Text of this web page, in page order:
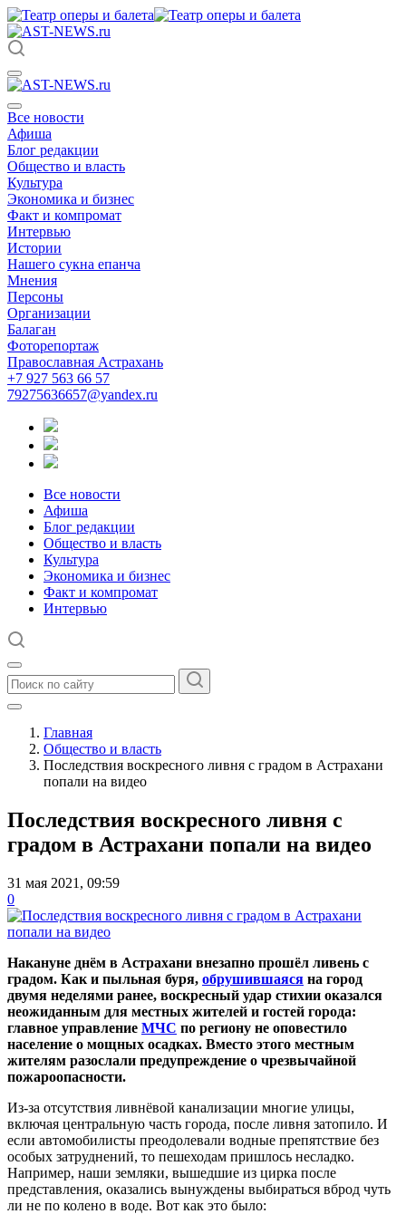
Все новости
Афиша
Блог редакции
Общество и власть
Культура
Экономика и бизнес
Факт и компромат
Интервью
Истории
Нашего сукна епанча
Мнения
Персоны
Организации
Балаган
Фоторепортаж
Православная Астрахань
+7 927 563 66 57
79275636657@yandex.ru
Все новости
Афиша
Блог редакции
Общество и власть
Культура
Экономика и бизнес
Факт и компромат
Интервью
Главная
Общество и власть
Последствия воскресного ливня с градом в Астрахани
попали на видео
Последствия воскресного ливня с
градом в Астрахани попали на видео
31 мая 2021, 09:59
0
Накануне днём в Астрахани внезапно прошёл ливень с
градом. Как и пыльная буря, обрушившаяся на город
двумя неделями ранее, воскресный удар стихии оказался
неожиданным для местных жителей и гостей города:
главное управление МЧС по региону не оповестило
население о мощных осадках. Вместо этого местным
жителям разослали предупреждение о чрезвычайной
пожароопасности.
Из-за отсутствия ливнёвой канализации многие улицы,
включая центральную часть города, после ливня затопило. И
если автомобилисты преодолевали водные препятствие без
особых затруднений, то пешеходам пришлось несладко.
Например, наши земляки, вышедшие из цирка после
представления, оказались вынуждены выбираться вброд чуть
ли не по колено в воде. Вот как это было: